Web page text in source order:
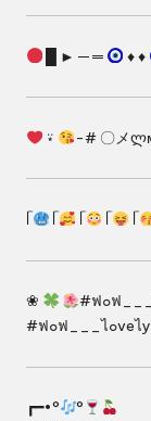
█ ► ─ ═ ♦️♦️
⍣ -# 〇メ
ᥬ ᥬ ᥬ ᥬ ᥬ
❀ #ฟ๐ฟ
#ฟ๐ฟ___ไ๐veไy
┏━•°
°